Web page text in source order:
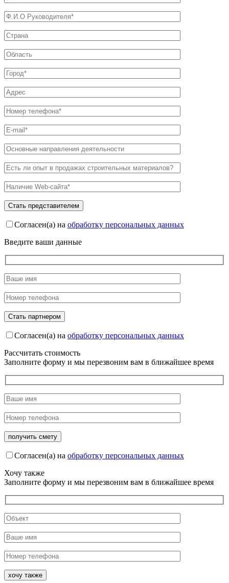
Согласен(а) на обработку персональных данных
Введите ваши данные
Согласен(а) на обработку персональных данных
Рассчитать стоимость
Заполните форму и мы перезвоним вам в ближайшее время
Согласен(а) на обработку персональных данных
Хочу также
Заполните форму и мы перезвоним вам в ближайшее время